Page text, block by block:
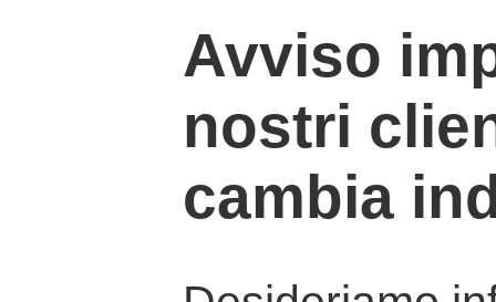
Avviso
nostri
cambia